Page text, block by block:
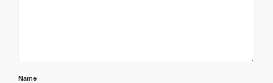
Name